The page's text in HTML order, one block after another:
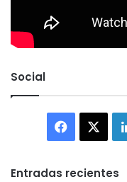
Social
Facebook
Entradas recientes